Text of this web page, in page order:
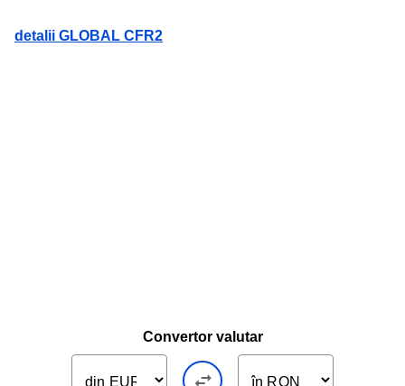
detalii GLOBAL CFR2
Convertor valutar